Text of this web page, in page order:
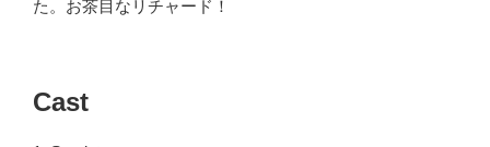
た。お茶目なリチャード！
Cast